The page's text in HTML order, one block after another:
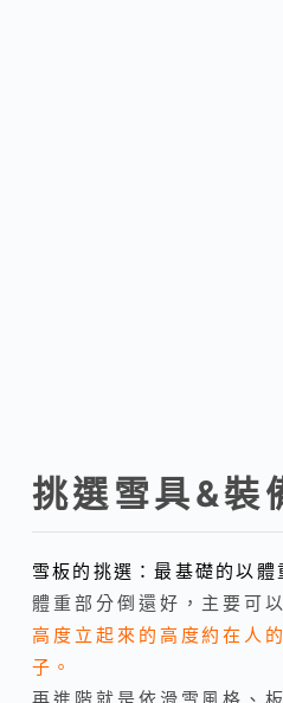
挑選雪具&裝
雪板的挑選：最基礎的以體
體重部分倒還好，主要可
高度立起來的高度約在人
子。
再進階就是依滑雪風格、